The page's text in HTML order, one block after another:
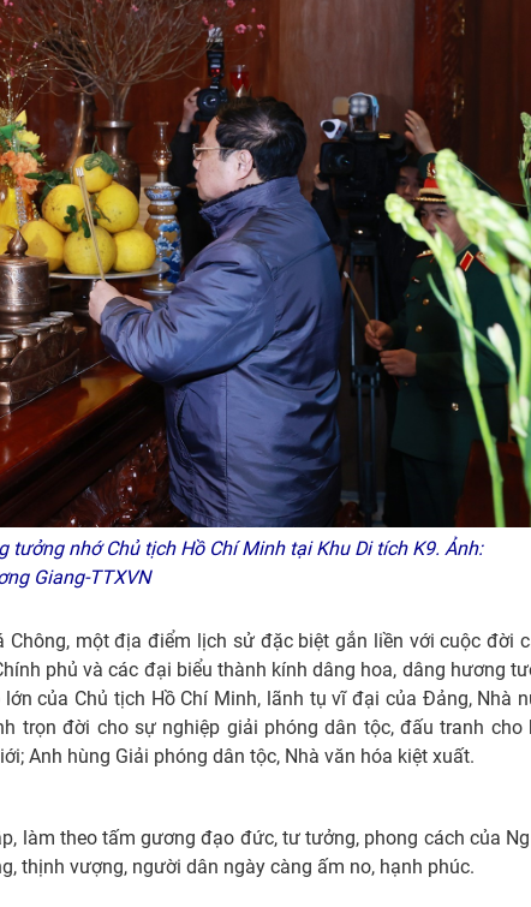
nhớ Chủ tịch Hồ Chí Minh tại Khu Di tích K9. Ảnh:
Giang-TTXVN
một địa điểm lịch sử đặc biệt gắn liền với cuộc đời
phủ và các đại biểu thành kính dâng hoa, dâng hương
của Chủ tịch Hồ Chí Minh, lãnh tụ vĩ đại của Đảng, Nhà
trọn đời cho sự nghiệp giải phóng dân tộc, đấu tranh cho
Anh hùng Giải phóng dân tộc, Nhà văn hóa kiệt xuất.
làm theo tấm gương đạo đức, tư tưởng, phong cách của
thịnh vượng, người dân ngày càng ấm no, hạnh phúc.